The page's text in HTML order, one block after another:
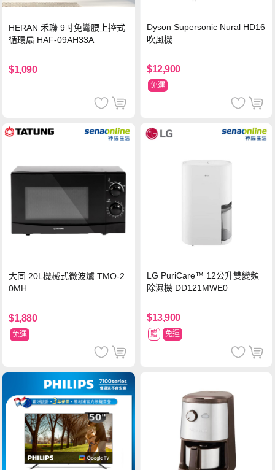
HERAN 禾聯 9吋免彎腰上控式
循環扇 HAF-09AH33A
$1,090
Dyson Supersonic Nural HD16
吹風機
$12,900
免運
大同 20L機械式微波爐 TMO-2
0MH
$1,880
免運
LG PuriCare™ 12公升雙變頻
除濕機 DD121MWE0
$13,900
贈 免運